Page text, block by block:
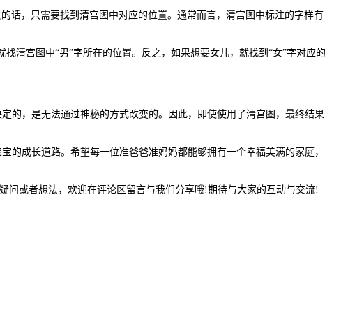
，只需要找到清宫图中对应的位置。通常而言，清宫图中标注的字样有
宫图中“男”字所在的位置。反之，如果想要女儿，就找到“女”字对应的
，是无法通过神秘的方式改变的。因此，即使使用了清宫图，最终结果
成长道路。希望每一位准爸爸准妈妈都能够拥有一个幸福美满的家庭，
或者想法，欢迎在评论区留言与我们分享哦!期待与大家的互动与交流!